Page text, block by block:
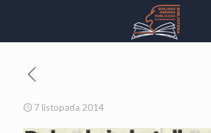
7 listopada 2014